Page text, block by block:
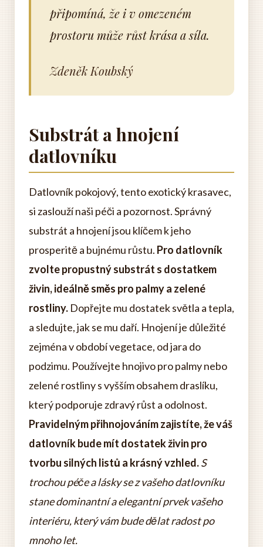
připomíná, že i v omezeném
prostoru může růst krása a síla.
Zdeněk Koubský
Substrát a hnojení
datlovníku
Datlovník pokojový, tento exotický krasavec,
si zaslouží naši péči a pozornost. Správný
substrát a hnojení jsou klíčem k jeho
prosperitě a bujnému růstu. Pro datlovník
zvolte propustný substrát s dostatkem
živin, ideálně směs pro palmy a zelené
rostliny. Dopřejte mu dostatek světla a tepla,
a sledujte, jak se mu daří. Hnojení je důležité
zejména v období vegetace, od jara do
podzimu. Používejte hnojivo pro palmy nebo
zelené rostliny s vyšším obsahem draslíku,
který podporuje zdravý růst a odolnost.
Pravidelným přihnojováním zajistíte, že váš
datlovník bude mít dostatek živin pro
tvorbu silných listů a krásný vzhled.S
trochou péče a lásky se z vašeho datlovníku
stane dominantní a elegantní prvek vašeho
interiéru, který vám bude dělat radost po
mnoho let.